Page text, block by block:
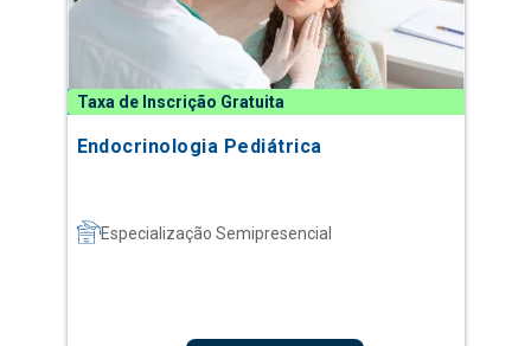
Taxa de Inscrição Gratuita
Endocrinologia Pediátrica
Especialização Semipresencial